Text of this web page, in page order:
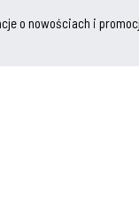
o nowościach i